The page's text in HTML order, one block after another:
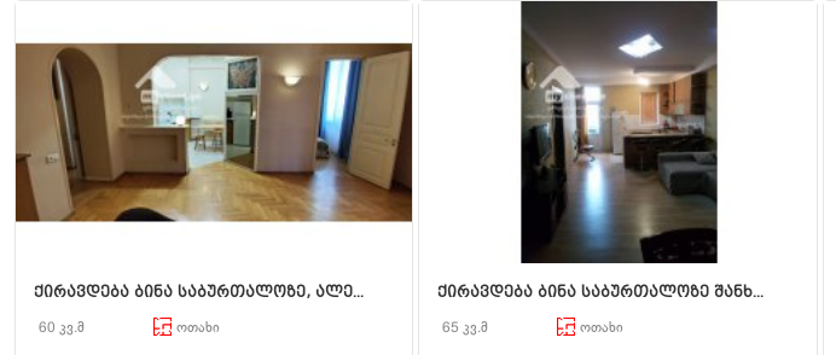
ქირავდება ბინა საბურთალოზე, ალე...
60 კვ.მ ოთახი
ქირავდება ბინა საბურთალოზე შანხ...
65 კვ.მ ოთახი